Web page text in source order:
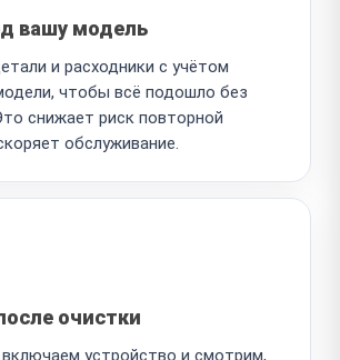
вашу модель
и расходники с учётом
чтобы всё подошло без
снижает риск повторной
обслуживание.
очистки
устройство и смотрим,